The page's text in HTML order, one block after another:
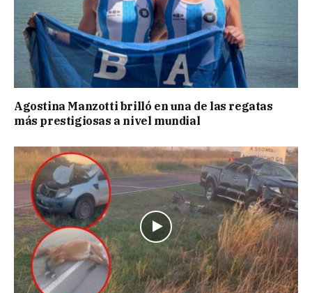
Agostina Manzotti brilló en una de las regatas
más prestigiosas a nivel mundial